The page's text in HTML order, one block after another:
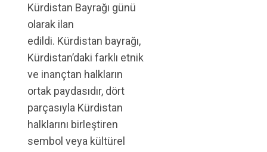
Kürdistan Bayrağı günü
olarak ilan
edildi. Kürdistan bayrağı,
Kürdistan’daki farklı etnik
ve inançtan halkların
ortak paydasıdır, dört
parçasıyla Kürdistan
halklarını birleştiren
sembol veya kültürel